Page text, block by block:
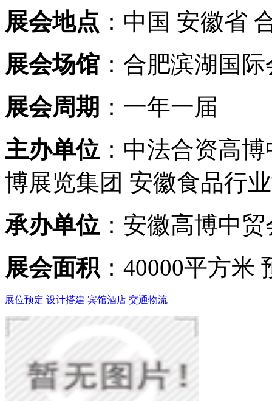
展会地点 ：中国 安徽省
展会场馆 ：合肥滨湖国
展会周期 ：一年一届
主办单位 ：中法合资高
博展览集团 安徽食品行
承办单位 ：安徽高博中
展会面积 ：40000平方米
展位预定 设计搭建 宾馆酒店 交通物流